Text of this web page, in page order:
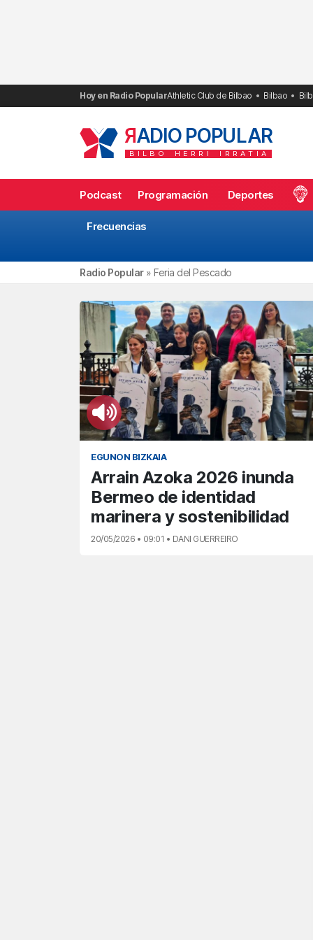
Hoy en Radio PopularAthletic Club de Bilbao Bilbao
RADIO POPULAR
BILBO HERRI IRRATIA
Podcast Programación Deportes
Frecuencias
Radio Popular» Feria del Pescado
EGUNON BIZKAIA
Arrain Azoka 2026 inunda
Bermeo de identidad
marinera y sostenibilidad
20/05/2026 • 09:01 • DANI GUERREIRO